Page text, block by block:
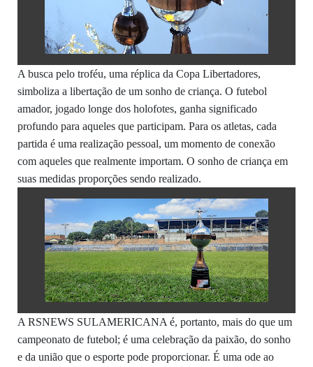
A busca pelo troféu, uma réplica da Copa Libertadores,
simboliza a libertação de um sonho de criança. O futebol
amador, jogado longe dos holofotes, ganha significado
profundo para aqueles que participam. Para os atletas, cada
partida é uma realização pessoal, um momento de conexão
com aqueles que realmente importam. O sonho de criança em
suas medidas proporções sendo realizado.
A RSNEWS SULAMERICANA é, portanto, mais do que um
campeonato de futebol; é uma celebração da paixão, do sonho
e da união que o esporte pode proporcionar. É uma ode ao